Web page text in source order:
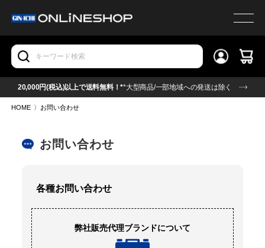
20,000円(税込)以上で送料無料！**大型商品/一部地域への発送は除く
HOME 〉 お問い合わせ
お問い合わせ
各種お問い合わせ
弊社販売代理ブランドについて